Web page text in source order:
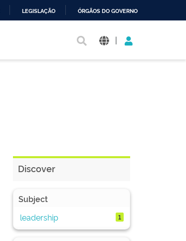
LEGISLAÇÃO ÓRGÃOS DO GOVERNO
|
Discover
Subject
leadership
1